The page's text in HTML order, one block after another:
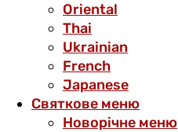
Oriental
Thai
Ukrainian
French
Japanese
Святкове меню
Новорічне меню